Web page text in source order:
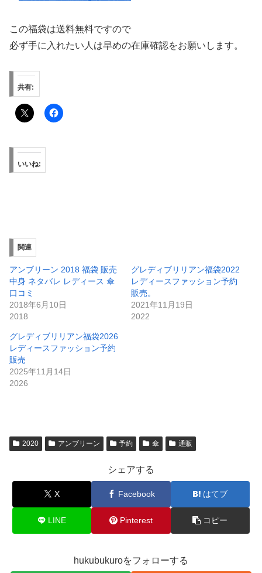
この福袋は送料無料ですので
必ず手に入れたい人は早めの在庫確認をお願いします。
共有:
いいね:
関連
アンブリーン 2018 福袋 販売
中身 ネタバレ レディース 傘
口コミ
2018年6月10日
2018
グレディブリリアン福袋2022
レディースファッション予約
販売。
2021年11月19日
2022
グレディブリリアン福袋2026
レディースファッション予約
販売
2025年11月14日
2026
2020 アンブリーン 予約 傘 通販
シェアする
X Facebook はてブ
LINE Pinterest コピー
hukubukuroをフォローする